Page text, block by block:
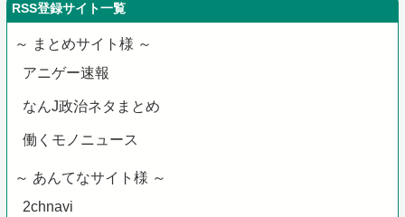
RSS登録サイト一覧
～ まとめサイト様 ～
アニゲー速報
なんJ政治ネタまとめ
働くモノニュース
～ あんてなサイト様 ～
2chnavi